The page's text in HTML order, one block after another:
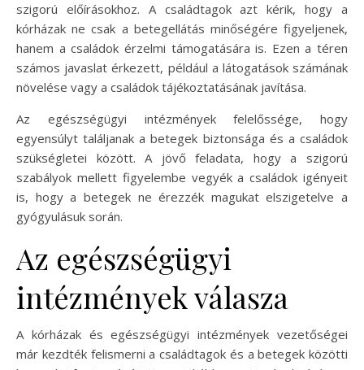
szigorú előírásokhoz. A családtagok azt kérik, hogy a
kórházak ne csak a betegellátás minőségére figyeljenek,
hanem a családok érzelmi támogatására is. Ezen a téren
számos javaslat érkezett, például a látogatások számának
növelése vagy a családok tájékoztatásának javítása.
Az egészségügyi intézmények felelőssége, hogy
egyensúlyt találjanak a betegek biztonsága és a családok
szükségletei között. A jövő feladata, hogy a szigorú
szabályok mellett figyelembe vegyék a családok igényeit
is, hogy a betegek ne érezzék magukat elszigetelve a
gyógyulásuk során.
Az egészségügyi
intézmények válasza
A kórházak és egészségügyi intézmények vezetőségei
már kezdték felismerni a családtagok és a betegek közötti